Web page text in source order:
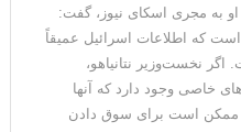
او به مجری اسکای نیوز، گفت:
است که اطلاعات اسرائیل عمیقاً
اگر نخست‌وزیر نتانیاهو،
خاصی وجود دارد که آنها
ممکن است برای سوق دادن